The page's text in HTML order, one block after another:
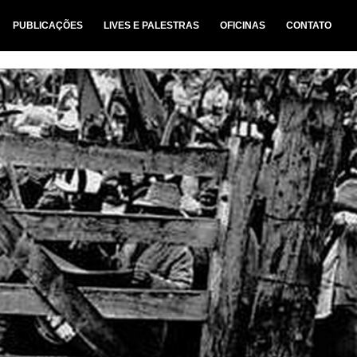
PUBLICAÇÕES LIVES E PALESTRAS OFICINAS CONTATO